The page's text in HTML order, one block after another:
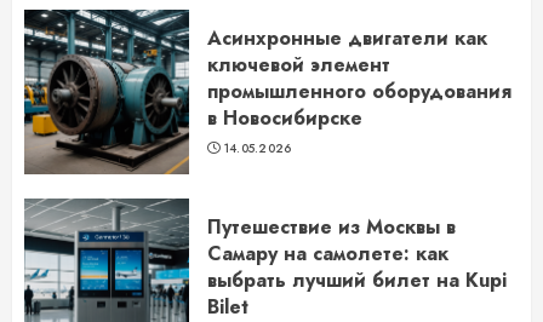
Асинхронные двигатели как
ключевой элемент
промышленного оборудования
в Новосибирске
14.05.2026
Путешествие из Москвы в
Самару на самолете: как
выбрать лучший билет на Kupi
Bilet